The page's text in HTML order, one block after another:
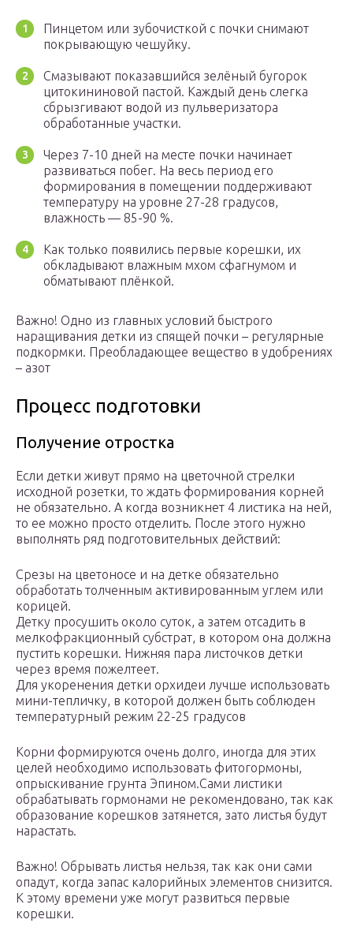
Пинцетом или зубочисткой с почки снимают
покрывающую чешуйку.
Смазывают показавшийся зелёный бугорок
цитокининовой пастой. Каждый день слегка
сбрызгивают водой из пульверизатора
обработанные участки.
Через 7-10 дней на месте почки начинает
развиваться побег. На весь период его
формирования в помещении поддерживают
температуру на уровне 27-28 градусов,
влажность — 85-90 %.
Как только появились первые корешки, их
обкладывают влажным мхом сфагнумом и
обматывают плёнкой.
Важно! Одно из главных условий быстрого
наращивания детки из спящей почки – регулярные
подкормки. Преобладающее вещество в удобрениях
– азот
Процесс подготовки
Получение отростка
Если детки живут прямо на цветочной стрелки
исходной розетки, то ждать формирования корней
не обязательно. А когда возникнет 4 листика на ней,
то ее можно просто отделить. После этого нужно
выполнять ряд подготовительных действий:
Срезы на цветоносе и на детке обязательно
обработать толченным активированным углем или
корицей.
Детку просушить около суток, а затем отсадить в
мелкофракционный субстрат, в котором она должна
пустить корешки. Нижняя пара листочков детки
через время пожелтеет.
Для укоренения детки орхидеи лучше использовать
мини-тепличку, в которой должен быть соблюден
температурный режим 22-25 градусов
Корни формируются очень долго, иногда для этих
целей необходимо использовать фитогормоны,
опрыскивание грунта Эпином.Сами листики
обрабатывать гормонами не рекомендовано, так как
образование корешков затянется, зато листья будут
нарастать.
Важно! Обрывать листья нельзя, так как они сами
опадут, когда запас калорийных элементов снизится.
К этому времени уже могут развиться первые
корешки.